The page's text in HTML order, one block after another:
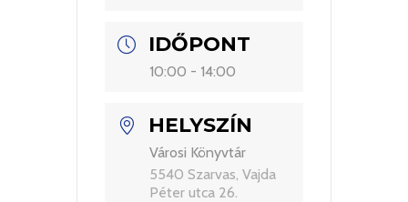
IDŐPONT
10:00 - 14:00
HELYSZÍN
Városi Könyvtár
5540 Szarvas, Vajda
Péter utca 26.